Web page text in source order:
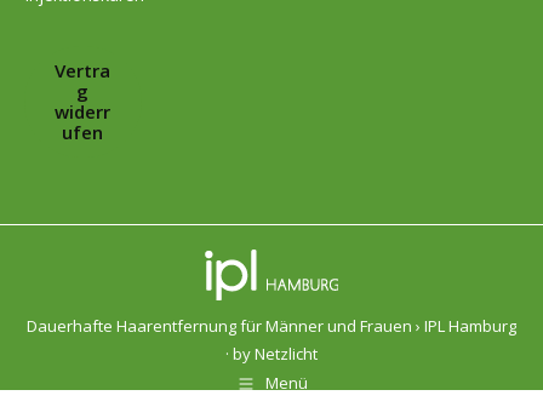
Vertra
g
widerr
ufen
Dauerhafte Haarentfernung für Männer und Frauen › IPL Hamburg
· byNetzlicht
Menü